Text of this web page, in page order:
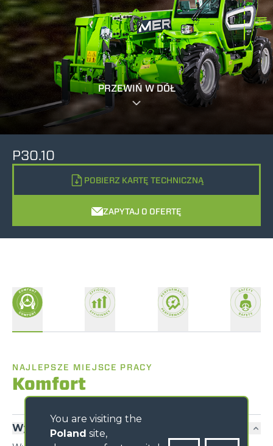
PRZEWIŃ W DÓŁ
P30.10
POBIERZ KARTĘ TECHNICZNĄ
ZAPYTAJ O OFERTĘ
NAJLEPSZE MIEJSCE PRACY
Komfort
Wyjątkowy komfort
You are visiting the
Poland site,